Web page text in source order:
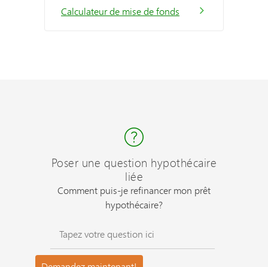
Calculateur de mise de fonds
Poser une question hypothécaire
liée
Comment puis-je refinancer mon prêt
hypothécaire?